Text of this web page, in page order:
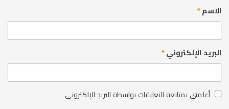
الاسم*
البريد الإلكتروني*
أعلمني بمتابعة التعليقات بواسطة البريد الإلكتروني.